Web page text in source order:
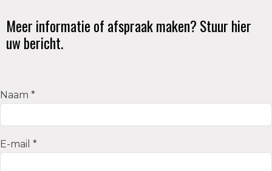
Meer informatie of afspraak maken? Stuur hier
uw bericht.
Naam *
E-mail *